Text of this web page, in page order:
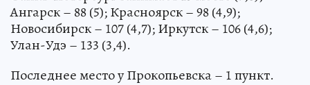
Ангарск – 88 (5); Красноярск – 98 (4,9);
Новосибирск – 107 (4,7); Иркутск – 106 (4,6);
Улан-Удэ – 133 (3,4).
Последнее место у Прокопьевска – 1 пункт.